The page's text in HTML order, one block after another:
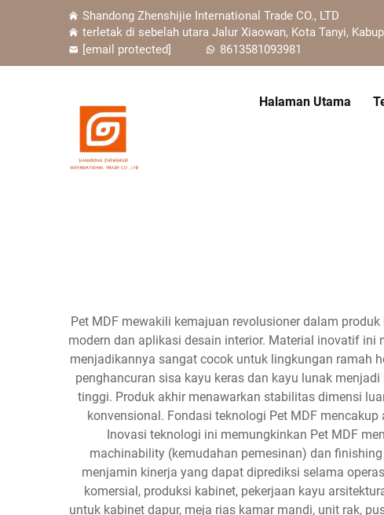
Shandong Zhenshijie International Trade CO., LTD
terletak di sebelah utara Jalur Xiaowan, Kota Tanyi,
[email protected]
8613581093981
Halaman Utama
Pet MDF mewakili kemajuan revolusioner dalam
modern dan aplikasi desain interior. Material inovatif
menjadikannya sangat cocok untuk lingkungan ramah
penghancuran sisa kayu keras dan kayu lunak
tinggi. Produk akhir menawarkan stabilitas dimensi
konvensional. Fondasi teknologi Pet MDF
Inovasi teknologi ini memungkinkan Pet MDF
machinability (kemudahan pemesinan) dan
menjamin kinerja yang dapat diprediksi selama
komersial, produksi kabinet, pekerjaan kayu
untuk kabinet dapur, meja rias kamar mandi, unit rak,